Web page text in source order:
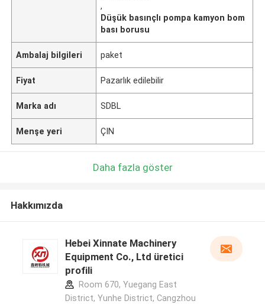
,
Düşük basınçlı pompa kamyon bom
bası borusu
Ambalaj bilgileri paket
Fiyat Pazarlık edilebilir
Marka adı SDBL
Menşe yeri ÇIN
Daha fazla göster
Hakkımızda
Hebei Xinnate Machinery
Equipment Co., Ltd üretici
profili
Room 670, Yuegang East
District, Yunhe District, Cangzhou